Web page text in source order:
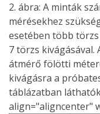
2. ábra: A minták
mérésekhez
esetében több
7 törzs kivágásával.
átmérő fölötti
kivágásra a
táblázatban
align="aligncenter"